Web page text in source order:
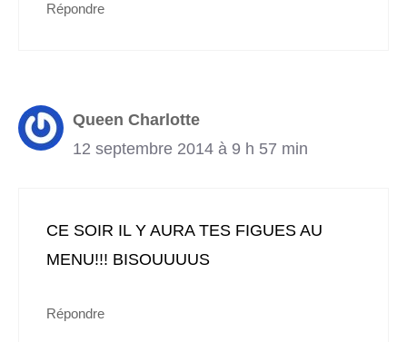
Répondre
Queen Charlotte
12 septembre 2014 à 9 h 57 min
CE SOIR IL Y AURA TES FIGUES AU
MENU!!! BISOUUUUS
Répondre